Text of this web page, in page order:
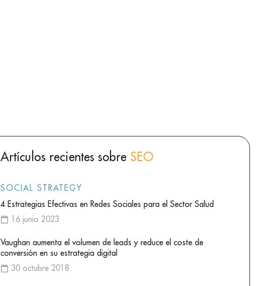
Artículos recientes sobre SEO
SOCIAL STRATEGY
4 Estrategias Efectivas en Redes Sociales para el Sector Salud
16 junio 2023
Vaughan aumenta el volumen de leads y reduce el coste de
conversión en su estrategia digital
30 octubre 2018